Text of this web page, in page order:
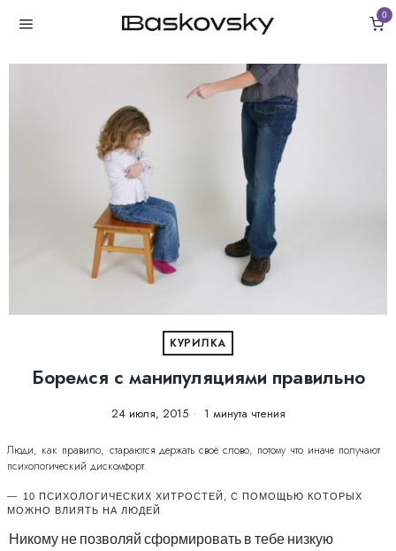
0
КУРИЛКА
Боремся с манипуляциями правильно
24 июля, 2015 1 минута чтения
Люди, как правило, стараются держать своё слово, потому что иначе получают
психологический дискомфорт.
10 ПСИХОЛОГИЧЕСКИХ ХИТРОСТЕЙ, С ПОМОЩЬЮ КОТОРЫХ
МОЖНО ВЛИЯТЬ НА ЛЮДЕЙ
Никому не позволяй сформировать в тебе низкую